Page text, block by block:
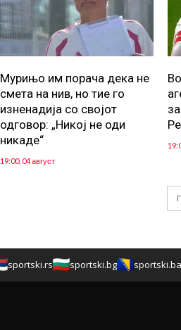
Мурињо им порача дека не
смета на нив, но тие го
изненадија со својот
одговор: „Никој не оди
никаде“
19:00, 04 август
sportski.rs sportski.bg sportski.ba